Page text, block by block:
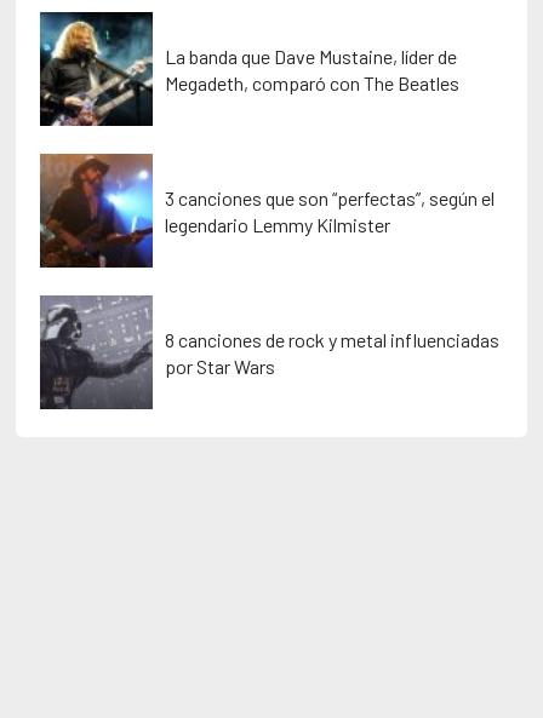
La banda que Dave Mustaine, líder de
Megadeth, comparó con The Beatles
3 canciones que son “perfectas”, según el
legendario Lemmy Kilmister
8 canciones de rock y metal influenciadas
por Star Wars